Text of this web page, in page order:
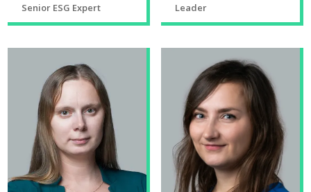
Senior ESG Expert
Leader